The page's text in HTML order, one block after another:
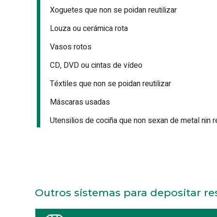
Xoguetes que non se poidan reutilizar
Louza ou cerámica rota
Vasos rotos
CD, DVD ou cintas de vídeo
Téxtiles que non se poidan reutilizar
Máscaras usadas
Utensilios de cociña que non sexan de metal nin
Outros sistemas para depositar